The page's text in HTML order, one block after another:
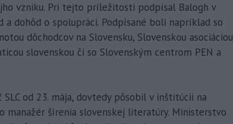
vzniku. Pri tejto príležitosti podpísal Balogh v
dohôd o spolupráci. Podpísané boli napríklad so
dôchodcov na Slovensku, Slovenskou asociáciou
slovenskou či so Slovenským centrom PEN a
od 23. mája, dovtedy pôsobil v inštitúcii na
manažér šírenia slovenskej literatúry. Ministerstvo